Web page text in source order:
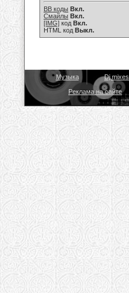
BB коды Вкл.
Смайлы Вкл.
[IMG] код Вкл.
HTML код Выкл.
Музыка Dj mixes
Реклама на сайте